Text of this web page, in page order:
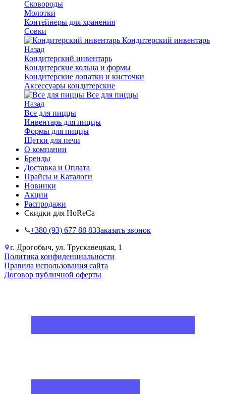
Сковороды
Молотки
Контейнеры для хранения
Совки
Кондитерский инвентарь
Назад
Кондитерский инвентарь
Кондитерские кольца и формы
Кондитерские лопатки и кисточки
Аксессуары кондитерские
Все для пиццы
Назад
Все для пиццы
Инвентарь для пиццы
Формы для пиццы
Щетки для печи
О компании
Бренды
Доставка и Оплата
Прайсы и Каталоги
Новинки
Акции
Распродажи
Скидки для HoReCa
+38‎0 (93) 677 88 83Заказать звонок
г. Дрогобыч, ул. Трускавецкая, 1
Политика конфиденциальности
Правила использования сайта
Договор публичной оферты